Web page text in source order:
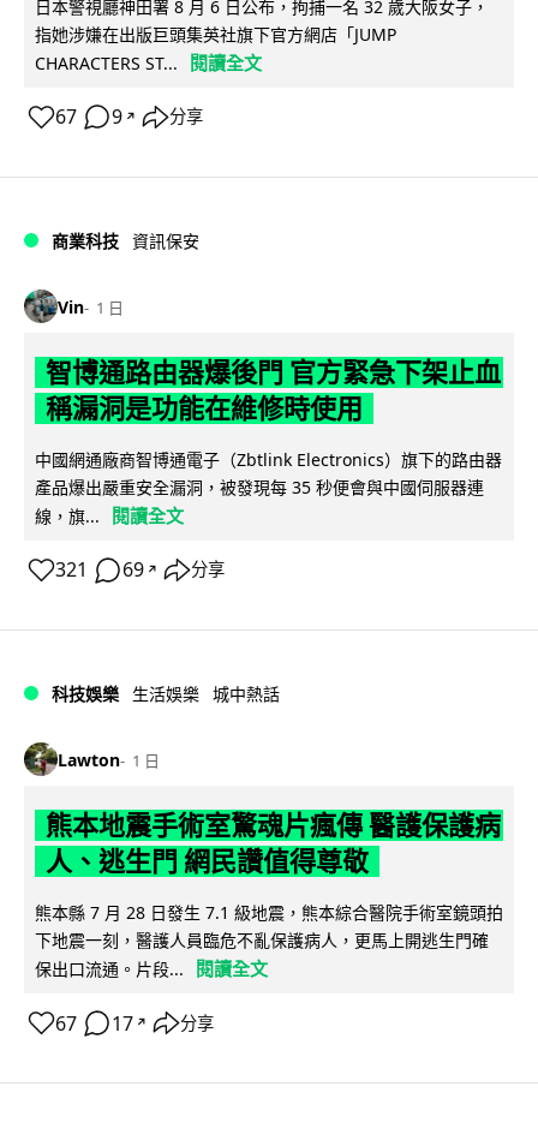
日本警視廳神田署 8 月 6 日公布，拘捕一名 32 歲大阪女子，
指她涉嫌在出版巨頭集英社旗下官方網店「JUMP
CHARACTERS ST...
閱讀全文
67 9 ↗ 分享
商業科技 資訊保安
Vin 1 日
智博通路由器爆後門 官方緊急下架止血
稱漏洞是功能在維修時使用
中國網通廠商智博通電子（Zbtlink Electronics）旗下的路由器
產品爆出嚴重安全漏洞，被發現每 35 秒便會與中國伺服器連
線，旗...
閱讀全文
321 69 ↗ 分享
科技娛樂 生活娛樂 城中熱話
Lawton 1 日
熊本地震手術室驚魂片瘋傳 醫護保護病
人、逃生門 網民讚值得尊敬
熊本縣 7 月 28 日發生 7.1 級地震，熊本綜合醫院手術室鏡頭拍
下地震一刻，醫護人員臨危不亂保護病人，更馬上開逃生門確
保出口流通。片段...
閱讀全文
67 17 ↗ 分享